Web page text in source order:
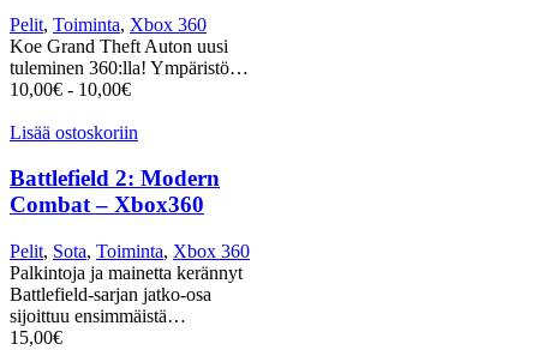
Pelit, Toiminta, Xbox 360
Koe Grand Theft Auton uusi
tuleminen 360:lla! Ympäristö…
10,00€ - 10,00€
Lisää ostoskoriin
Battlefield 2: Modern
Combat – Xbox360
Pelit, Sota, Toiminta, Xbox 360
Palkintoja ja mainetta kerännyt
Battlefield-sarjan jatko-osa
sijoittuu ensimmäistä…
15,00€